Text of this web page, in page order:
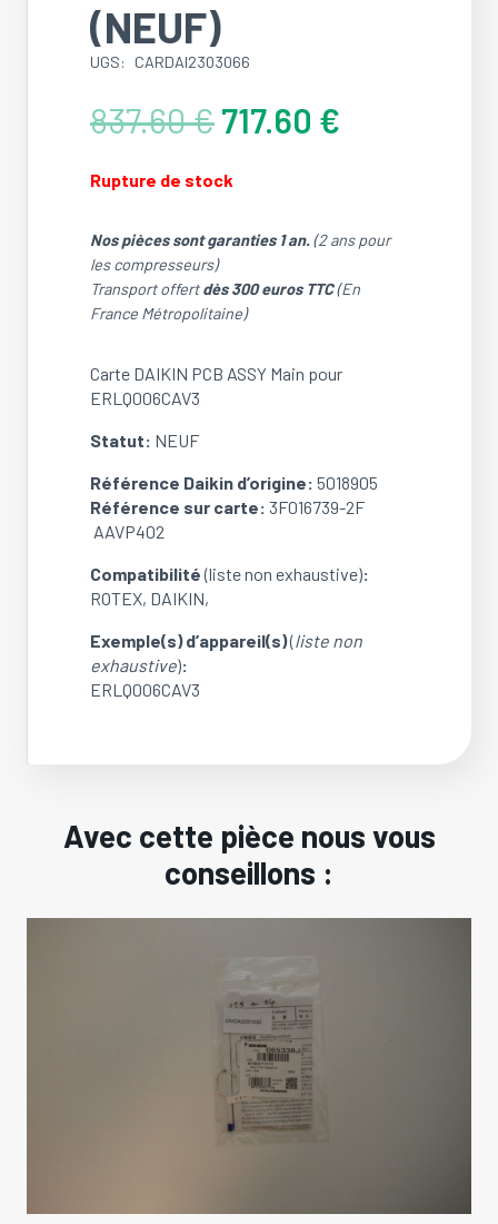
(NEUF)
UGS: CARDAI2303066
837.60€Le
prix
initial
était :
717.60 €
Rupture de stock
Nos pièces sont garanties 1 an.(2 ans pour
les compresseurs)
Transport offertdès 300 euros TTC(En
France Métropolitaine)
Carte DAIKIN PCB ASSY Main pour
ERLQ006CAV3
Statut: NEUF
Référence Daikin d’origine: 5018905
Référence sur carte: 3F016739-2F
AAVP402
Compatibilité(liste non exhaustive):
ROTEX, DAIKIN,
Exemple(s) d’appareil(s)(liste non
exhaustive):
ERLQ006CAV3
Avec cette pièce nous vous
conseillons :